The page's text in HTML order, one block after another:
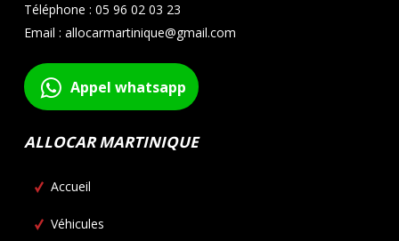
Téléphone : 05 96 02 03 23
Email : allocarmartinique@gmail.com
Appel whatsapp
ALLOCAR MARTINIQUE
Accueil
Véhicules